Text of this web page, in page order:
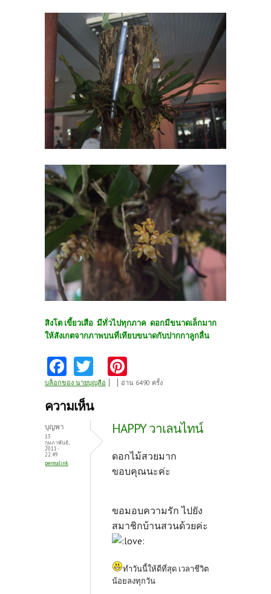
สิงโต เขี้ยวเสือ มีทั่วไปทุกภาค ดอกมีขนาดเล็กมาก
ให้สังเกตจากภาพบนที่เทียบขนาดกับปากกาลูกลื่น
Fa
ce
b
o
k
w
itt
nt
es
t
บล็อกของ นายบุญลือ อ่าน 6490 ครั้ง
ความเห็น
บุญพา
13
กุมภาพันธ์,
2011 -
22:49
permalink
HAPPY วาเลนไทน์
ดอกไม้สวยมาก
ขอบคุณนะค่ะ
ขอมอบความรัก ไปยัง
สมาชิกบ้านสวนด้วยค่ะ
ทำวันนี้ให้ดีที่สุด เวลาชีวิต
น้อยลงทุกวัน